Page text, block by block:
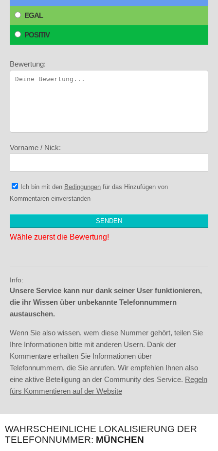
EGAL
POSITIV
Bewertung:
Vorname / Nick:
Ich bin mit den Bedingungen für das Hinzufügen von
Kommentaren einverstanden
Wähle zuerst die Bewertung!
Info:
Unsere Service kann nur dank seiner User funktionieren,
die ihr Wissen über unbekannte Telefonnummern
austauschen.
Wenn Sie also wissen, wem diese Nummer gehört, teilen Sie
Ihre Informationen bitte mit anderen Usern. Dank der
Kommentare erhalten Sie Informationen über
Telefonnummern, die Sie anrufen. Wir empfehlen Ihnen also
eine aktive Beteiligung an der Community des Service. Regeln
fürs Kommentieren auf der Website
WAHRSCHEINLICHE LOKALISIERUNG DER
TELEFONNUMMER: MÜNCHEN